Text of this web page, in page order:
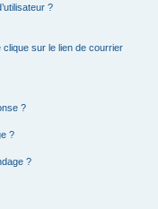
?
clique sur le lien de courrier
?
?
?